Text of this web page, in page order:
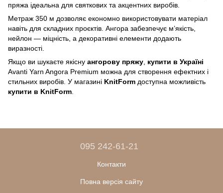
пряжа ідеальна для святкових та акцентних виробів.
Метраж 350 м дозволяє економно використовувати матеріал
навіть для складних проєктів. Ангора забезпечує м’якість,
нейлон — міцність, а декоративні елементи додають
виразності.
Якщо ви шукаєте якісну ангорову пряжу купити в Україні
Avanti Yarn Angora Premium можна для створення ефектних і
стильних виробів. У магазині KnitForm доступна можливість
купити в KnitForm
095 242-61-21
Контакти
Повна версія сайту